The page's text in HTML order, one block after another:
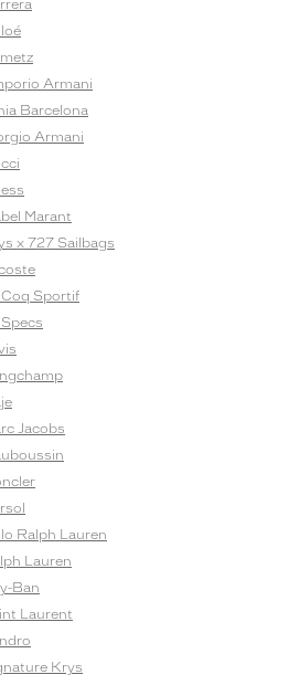
Armani
Barcelona
Armani
Marant
x 727 Sailbags
Coq Sportif
Jacobs
Ralph Lauren
Lauren
Ban
Laurent
Krys